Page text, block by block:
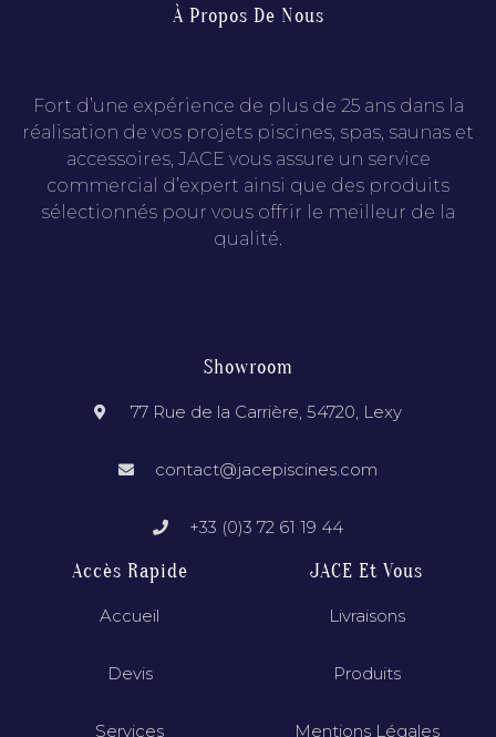
À Propos De Nous
Fort d’une expérience de plus de 25 ans dans la
réalisation de vos projets piscines, spas, saunas et
accessoires, JACE vous assure un service
commercial d’expert ainsi que des produits
sélectionnés pour vous offrir le meilleur de la
qualité.
Showroom
77 Rue de la Carrière, 54720, Lexy
contact@jacepiscines.com
+33 (0)3 72 61 19 44
Accès Rapide
Accueil
Devis
Services
JACE Et Vous
Livraisons
Produits
Mentions Légales